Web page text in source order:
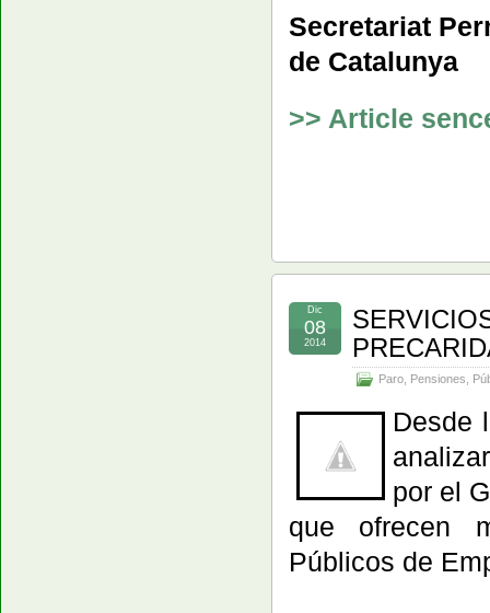
Secretariat
de Catalunya
>> Article
Paro Pensiones
Dic
08
2014
Desde
por el
que ofrecen
Públicos de